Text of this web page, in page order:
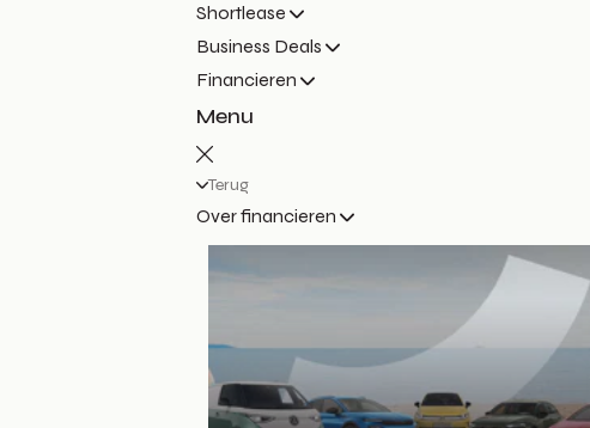
Shortlease
Business Deals
Financieren
Menu
Terug
Over financieren